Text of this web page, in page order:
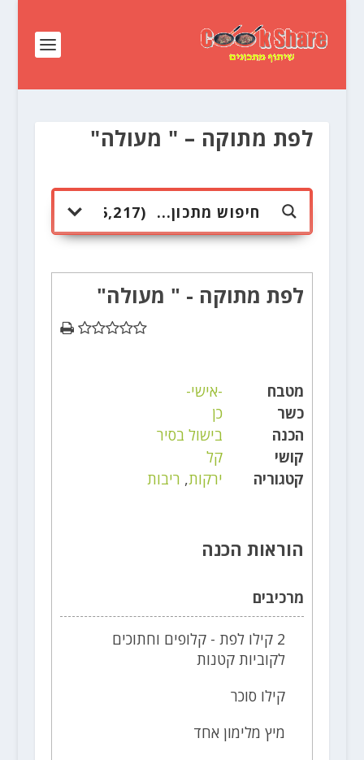
לפת מתוקה – " מעולה"
לפת מתוקה - " מעולה"
מטבח
-אישי-
כשר
כן
הכנה
בישול בסיר
קושי
קל
קטגוריה
ירקות, ריבות
הוראות הכנה
מרכיבים
2 קילו לפת - קלופים וחתוכים
לקוביות קטנות
קילו סוכר
מיץ מלימון אחד